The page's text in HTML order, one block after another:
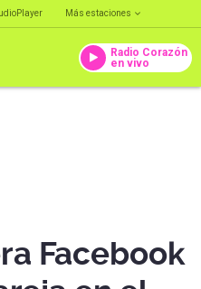
Más estaciones
Radio Corazón
en vivo
Facebook